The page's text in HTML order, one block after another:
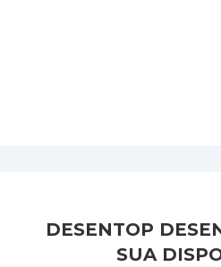
DESENTOP
SUA